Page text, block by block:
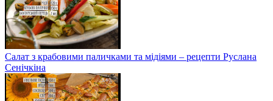
Салат з крабовими паличками та мідіями – рецепти Руслана
Сенічкіна